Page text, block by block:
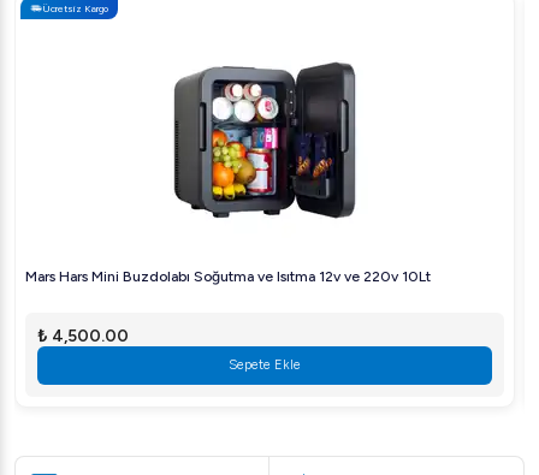
Ücretsiz Kargo
Mars Hars Mini Buzdolabı Soğutma ve Isıtma 12v ve 220v 10Lt
₺ 4,500.00
Sepete Ekle